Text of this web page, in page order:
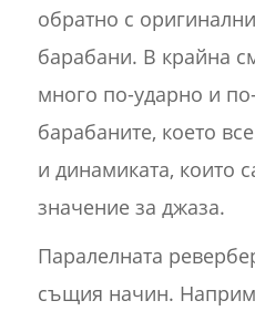
обратно с
барабани. В крайна
много по-ударно и
барабаните, което
и динамиката, които
значение за джаза.
Паралелната
същия начин.